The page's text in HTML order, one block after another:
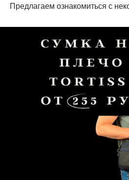
Предлагаем ознакомиться с